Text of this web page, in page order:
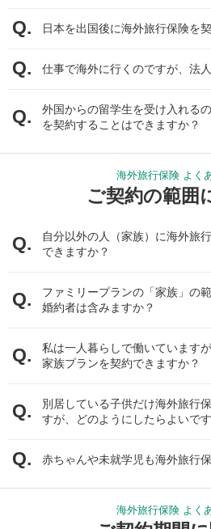
あいおいニッセイ同
インターネットから保険契約をするこ
保険料が割引されることがあります。
是非一度、保険市場で保険料の比較を
キャッシュレス・リペアサー
海外旅行保険の補償対象となったデジ
る際に、お客さまのお手間を減らすサ
保険会社の提携修理業者が修理を行っ
お届けいたします。なお、修理代金が
海外療養費制度とは、海外旅行中や海
することで一部医療費の払い戻しを受
本で受けるために必要な金額を比較し
ら自己負担額を差し引いた額になりま
(例)フランスで病気になり、治療費
日本で同じ治療を受ける場合
保険をかけられている方の自
100万 - (100万
実際に支払った治療費300万円に対し
70万円が返ってきます。
また、海外療養費を請求する際には診
が分かる領収書等が必要です。海外で
険に付帯されている電話通訳などのサ
があります。
ちなみに、美容整形手術や性転換手術
ることはできません。 さらに、差額
健康保険が利用できない費用も保険金
日本を出国後に海外旅行保険を
仕事で海外に行くのですが、法
外国からの留学生を受け入れる
を契約することはできますか？
海外旅行保険 よく
ご契約の範囲
自分以外の人（家族）に海外旅
できますか？
ファミリープランの「家族」の
婚約者は含みますか？
私は一人暮らしで働いています
家族プランを契約できますか？
別居している子供だけ海外旅行
すが、どのようにしたらよいで
赤ちゃんや未就学児も海外旅行
海外旅行保険 よく